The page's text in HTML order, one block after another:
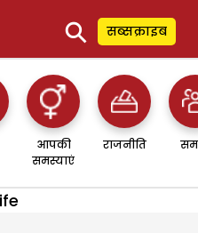
⚲ सब्सक्राइब
आपकी
समस्याएं
राजनीति